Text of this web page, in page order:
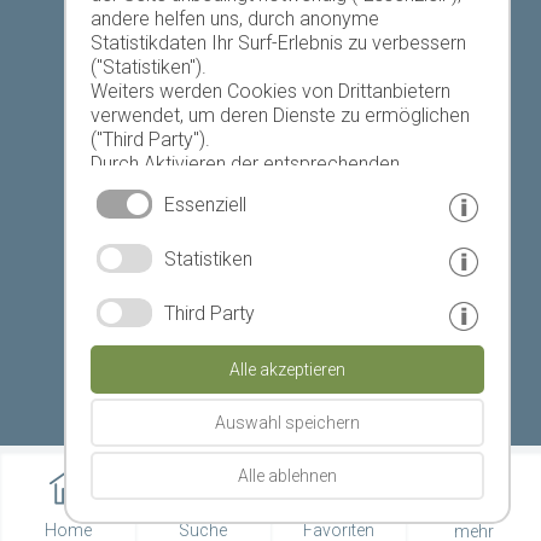
Heute Morgen Sonntag
19 °C 32 °C
© www.drescher.it - Webdesign in Südtirol
Impressum
Home Suche Favoriten mehr
andere helfen uns, durch anonyme
Statistikdaten Ihr Surf-Erlebnis zu verbessern
("Statistiken").
Weiters werden Cookies von Drittanbietern
verwendet, um deren Dienste zu ermöglichen
("Third Party").
Durch Aktivieren der entsprechenden
Schaltflächen entscheiden Sie selbst, welche
Cookies zum Einsatz kommen.
speichern" oder "Auswahl ablehnen" erklären
Cookies erlauben.
Ihre Einwilligung können Sie jederzeit
widerrufen.
Essenziell
Statistiken
Third Party
Alle akzeptieren
Auswahl speichern
Alle ablehnen